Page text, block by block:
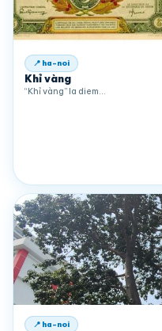
📍 ha-noi
Khỉ vàng
“Khỉ vàng” la diem…
📍 ha-noi